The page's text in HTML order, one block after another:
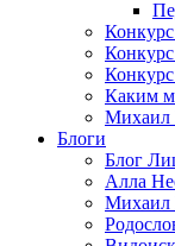
Конкурс
Каким
Михаил
Блоги
Блог
Алла
Михаил